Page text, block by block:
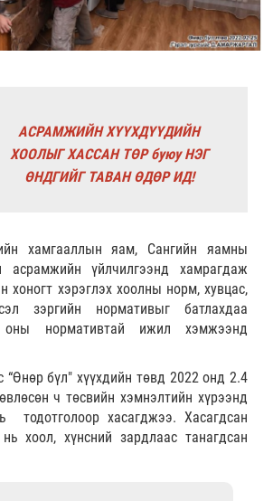
АСРАМЖИЙН ХҮҮХДҮҮДИЙН
ХООЛЫГ ХАССАН ТӨР буюу НЭГ
ӨНДГИЙГ ТАВАН ӨДӨР ИД!
хамгааллын яам, Сангийн яамны
асрамжийн үйлчилгээнд хамрагдаж
хоногт хэрэглэх хоолны норм, хувцас,
зэргийн нормативыг батлахдаа
нормативтай ижил хэмжээнд
“Өнөр бүл" хүүхдийн төвд 2022 онд 2.4
ч төсвийн хэмнэлтийн хүрээнд
тодотголоор хасагджээ. Хасагдсан
хоол, хүнсний зардлаас танагдсан